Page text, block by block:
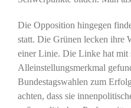
Die Opposition hingegen
statt. Die Grünen lecken ihre
einer Linie. Die Linke hat mit
Alleinstellungsmerkmal
Bundestagswahlen zum
achten, dass sie